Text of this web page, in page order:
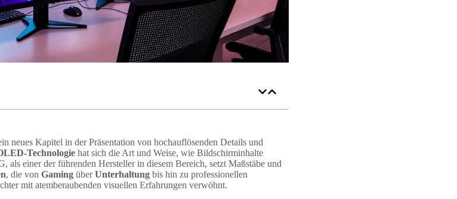
neues Kapitel in der Präsentation von hochauflösenden Details und
Technologie hat sich die Art und Weise, wie Bildschirminhalte
als einer der führenden Hersteller in diesem Bereich, setzt Maßstäbe und
, die von Gaming überUnterhaltung bis hin zu professionellen
mit atemberaubenden visuellen Erfahrungen verwöhnt.